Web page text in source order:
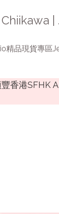
精品現貨專區
香港SFHK